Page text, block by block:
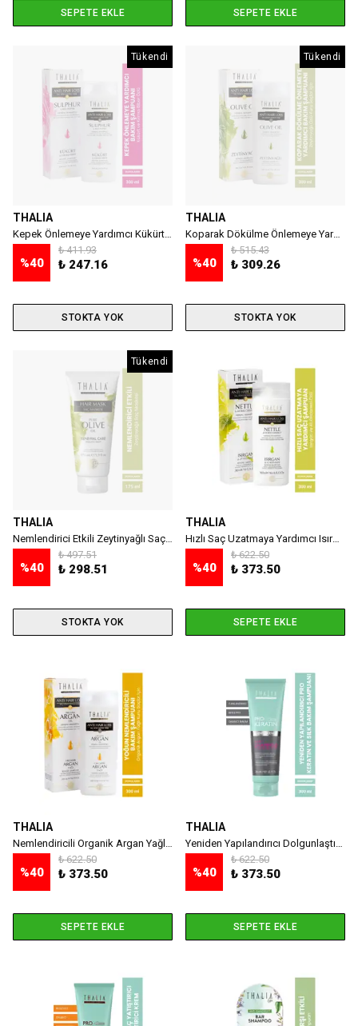
SEPETE EKLE SEPETE EKLE
Tükendi
THALIA
Kepek Önlemeye Yardımcı Kükürt Ve Kırmızı Biber Özlü Saç Bakım Şampuanı - 300 Ml
%40
₺ 411.93
₺ 247.16
STOKTA YOK
Tükendi
THALIA
Koparak Dökülme Önlemeye Yardımcı Zeytinyağı Özlü Saç Bakım Şampuanı - 300 ml
%40
₺ 515.43
₺ 309.26
STOKTA YOK
Tükendi
THALIA
Nemlendirici Etkili Zeytinyağlı Saç Bakım Maskesi 175 ml
%40
₺ 497.51
₺ 298.51
STOKTA YOK
THALIA
Hızlı Saç Uzatmaya Yardımcı Isırgan Ve At Kestanesi Özlü Saç Bakım Şampuanı - 300 ml
%40
₺ 622.50
₺ 373.50
SEPETE EKLE
THALIA
Nemlendiricili Organik Argan Yağlı Saç Bakım Şampuanı - 300 ml
%40
₺ 622.50
₺ 373.50
SEPETE EKLE
THALIA
Yeniden Yapılandırıcı Dolgunlaştırıcı Prokeratin & Silk Saç Bakım Şampuanı - 300 ml
%40
₺ 622.50
₺ 373.50
SEPETE EKLE